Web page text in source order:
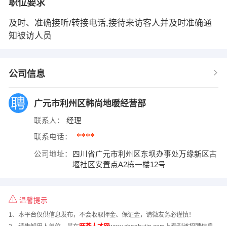
职位要求
及时、准确接听/转接电话,接待来访客人并及时准确通
知被访人员
公司信息
广元市利州区韩尚地暖经营部
联系人： 经理
联系电话： ****
公司地址：
四川省广元市利州区东坝办事处万缘新区古
堰社区安置点A2栋一楼12号
温馨提示
1、本平台仅供信息发布，不会收取押金、保证金，请微友务必谨慎！